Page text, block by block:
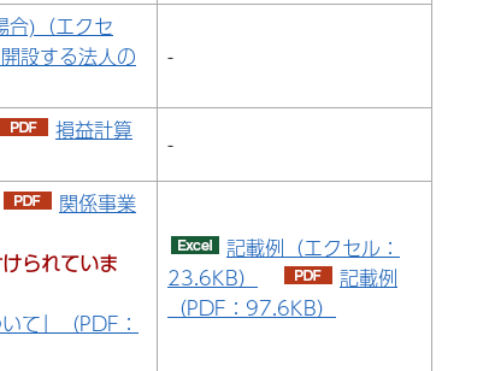
合)（エクセ
設する法人の
-
損益計算
-
関係事業
られていま
て」（PDF：
記載例（エクセル：
23.6KB）
記載例
（PDF：97.6KB）